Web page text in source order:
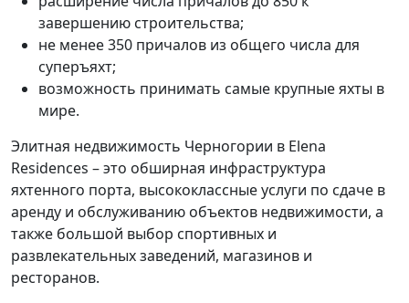
завершению строительства;
не менее 350 причалов из общего числа для
суперъяхт;
возможность принимать самые крупные яхты в
мире.
Элитная недвижимость Черногории в Elena
Residences – это обширная инфраструктура
яхтенного порта, высококлассные услуги по сдаче в
аренду и обслуживанию объектов недвижимости, а
также большой выбор спортивных и
развлекательных заведений, магазинов и
ресторанов.